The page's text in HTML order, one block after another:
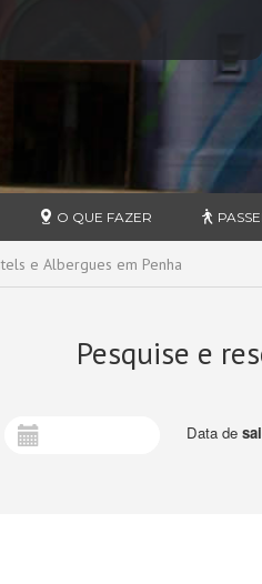
O QUE FAZER
e Albergues em Penha
Pesquise e
Data de